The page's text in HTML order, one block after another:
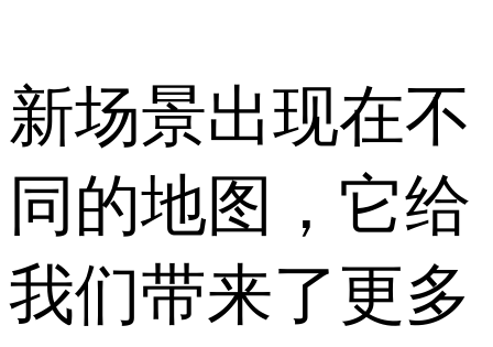
新场景出现在不
同的地图，它给
我们带来了更多